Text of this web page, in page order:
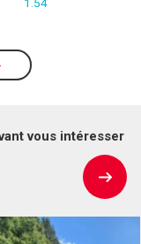
vous intéresser